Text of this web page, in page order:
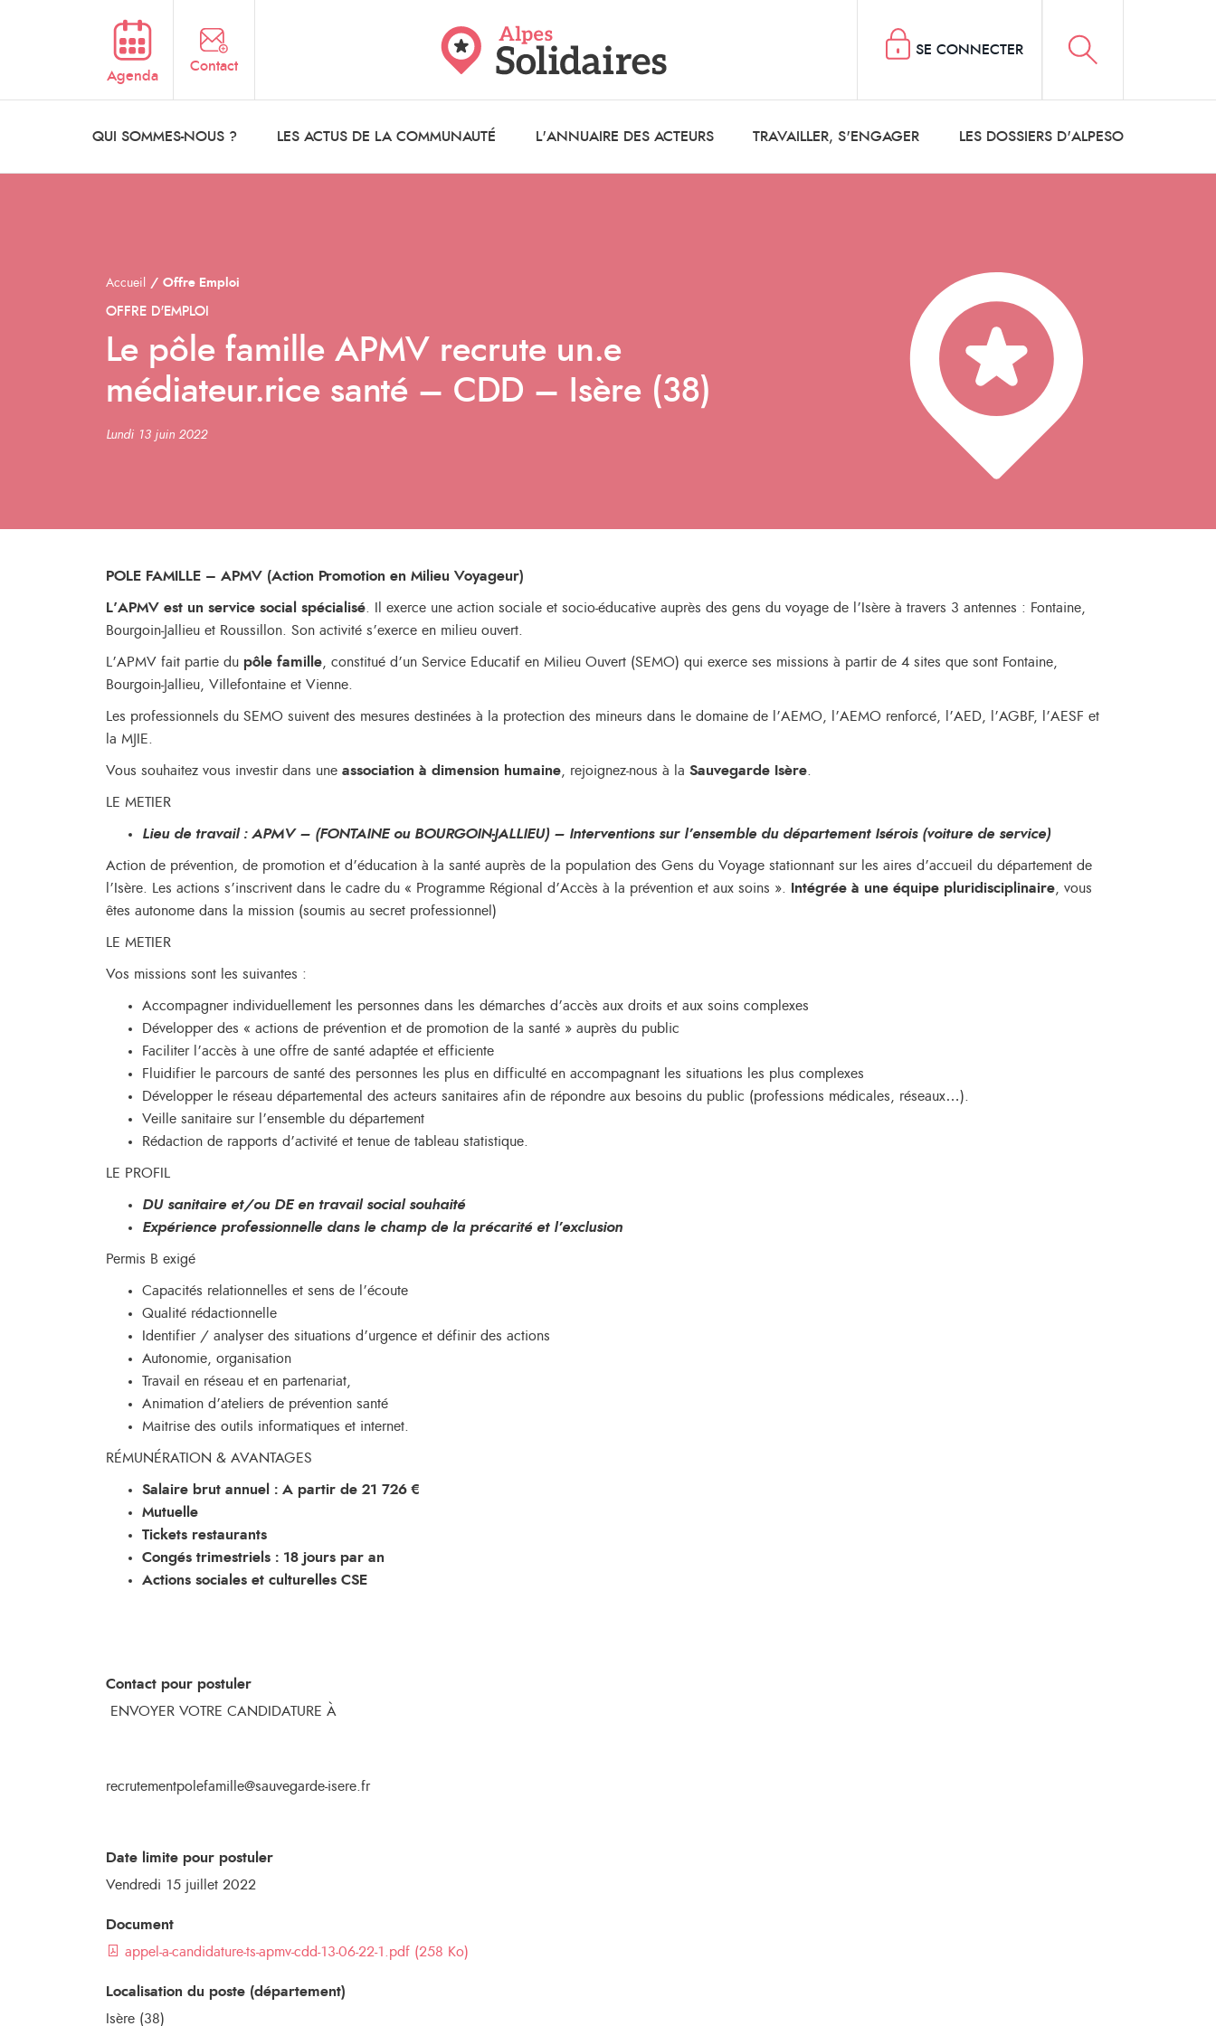
Agenda
Contact
QUI SOMMES-NOUS ? LES ACTUS DE LA COMMUNAUTÉ L'ANNUAIRE DES ACTEURS TRAVAILLER, S'ENGAGER LES DOSSIERS D'ALPESO
SE CONNECTER
Accueil Offre Emploi
OFFRE D'EMPLOI
Le pôle famille APMV recrute un.e
médiateur.rice santé – CDD – Isère (38)
Lundi 13 juin 2022
POLE FAMILLE – APMV (Action Promotion en Milieu Voyageur)
L’APMV est un service social spécialisé . Il exerce une action sociale et socio-éducative auprès des gens du voyage de l’Isère à travers 3 antennes : Fontaine,
Bourgoin-Jallieu et Roussillon. Son activité s’exerce en milieu ouvert.
L’APMV fait partie du pôle famille , constitué d’un Service Educatif en Milieu Ouvert (SEMO) qui exerce ses missions à partir de 4 sites que sont Fontaine,
Bourgoin-Jallieu, Villefontaine et Vienne.
Les professionnels du SEMO suivent des mesures destinées à la protection des mineurs dans le domaine de l’AEMO, l’AEMO renforcé, l’AED, l’AGBF, l’AESF et
la MJIE.
Vous souhaitez vous investir dans une association à dimension humaine , rejoignez-nous à la Sauvegarde Isère
LE METIER
Lieu de travail : APMV – (FONTAINE ou BOURGOIN-JALLIEU) – Interventions sur l’ensemble du département Isérois (voiture de service)
Action de prévention, de promotion et d’éducation à la santé auprès de la population des Gens du Voyage stationnant sur les aires d’accueil du département de
l’Isère. Les actions s’inscrivent dans le cadre du « Programme Régional d’Accès à la prévention et aux soins ».
Intégrée à une équipe pluridisciplinaire , vous
êtes autonome dans la mission (soumis au secret professionnel)
LE METIER
Vos missions sont les suivantes :
Accompagner individuellement les personnes dans les démarches d’accès aux droits et aux soins complexes
Développer des « actions de prévention et de promotion de la santé » auprès du public
Faciliter l’accès à une offre de santé adaptée et efficiente
Fluidifier le parcours de santé des personnes les plus en difficulté en accompagnant les situations les plus complexes
Développer le réseau départemental des acteurs sanitaires afin de répondre aux besoins du public (professions médicales, réseaux…).
Veille sanitaire sur l’ensemble du département
Rédaction de rapports d’activité et tenue de tableau statistique.
LE PROFIL
DU sanitaire et/ou DE en travail social souhaité
Expérience professionnelle dans le champ de la précarité et l’exclusion
Permis B exigé
Capacités relationnelles et sens de l’écoute
Qualité rédactionnelle
Identifier / analyser des situations d’urgence et définir des actions
Autonomie, organisation
Travail en réseau et en partenariat,
Animation d’ateliers de prévention santé
Maitrise des outils informatiques et internet.
RÉMUNÉRATION & AVANTAGES
Salaire brut annuel : A partir de 21 726 €
Mutuelle
Tickets restaurants
Congés trimestriels : 18 jours par an
Actions sociales et culturelles CSE
Contact pour postuler
ENVOYER VOTRE CANDIDATURE À
recrutementpolefamille@sauvegarde-isere.fr
Date limite pour postuler
Vendredi 15 juillet 2022
Document
appel-a-candidature-ts-apmv-cdd-13-06-22-1.pdf (258 Ko)
Localisation du poste (département)
Isère (38)